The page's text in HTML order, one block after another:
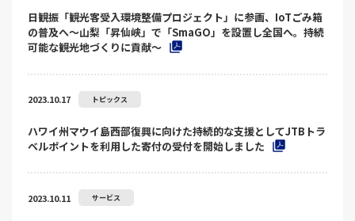
日観振「観光客受入環境整備プロジェクト」に参画、IoTごみ箱
の普及へ～山梨「昇仙峡」で「SmaGO」を設置し全国へ。持続
可能な観光地づくりに貢献～
2023.10.17 トピックス
ハワイ州マウイ島西部復興に向けた持続的な支援としてJTBトラ
ベルポイントを利用した寄付の受付を開始しました
2023.10.11 サービス